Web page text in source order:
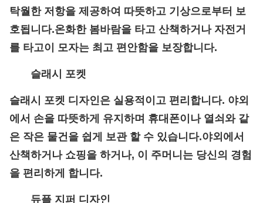
탁월한 저항을 제공하여 따뜻하고 기상으로부터 보
호됩니다.온화한 봄바람을 타고 산책하거나 자전거
를 타고이 모자는 최고 편안함을 보장합니다.
슬래시 포켓
슬래시 포켓 디자인은 실용적이고 편리합니다. 야외
에서 손을 따뜻하게 유지하며 휴대폰이나 열쇠와 같
은 작은 물건을 쉽게 보관 할 수 있습니다.야외에서
산책하거나 쇼핑을 하거나, 이 주머니는 당신의 경험
을 편리하게 합니다.
듀플 지퍼 디자인